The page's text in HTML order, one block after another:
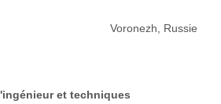
Voronezh, Russie
et techniques